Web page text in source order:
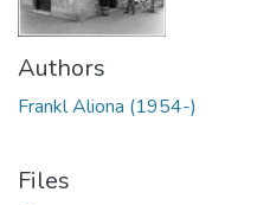
Authors
Frankl Aliona (1954-)
Files